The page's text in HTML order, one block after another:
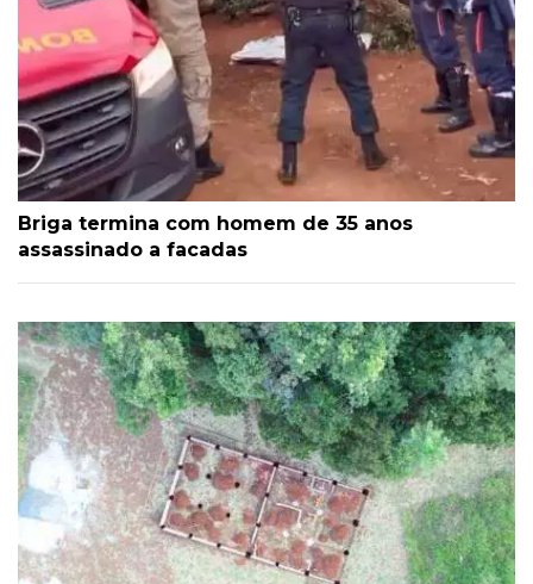
Briga termina com homem de 35 anos
assassinado a facadas